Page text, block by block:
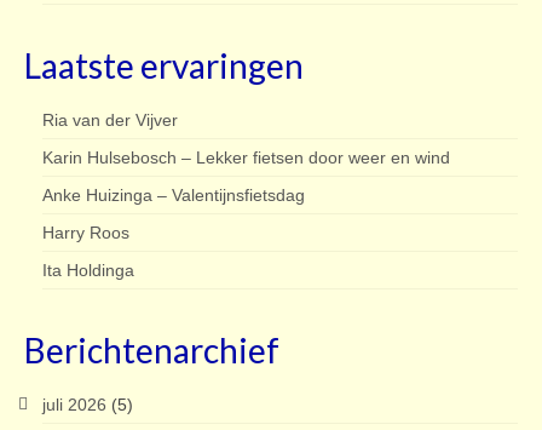
Laatste ervaringen
Ria van der Vijver
Karin Hulsebosch – Lekker fietsen door weer en wind
Anke Huizinga – Valentijnsfietsdag
Harry Roos
Ita Holdinga
Berichtenarchief
juli 2026 (5)